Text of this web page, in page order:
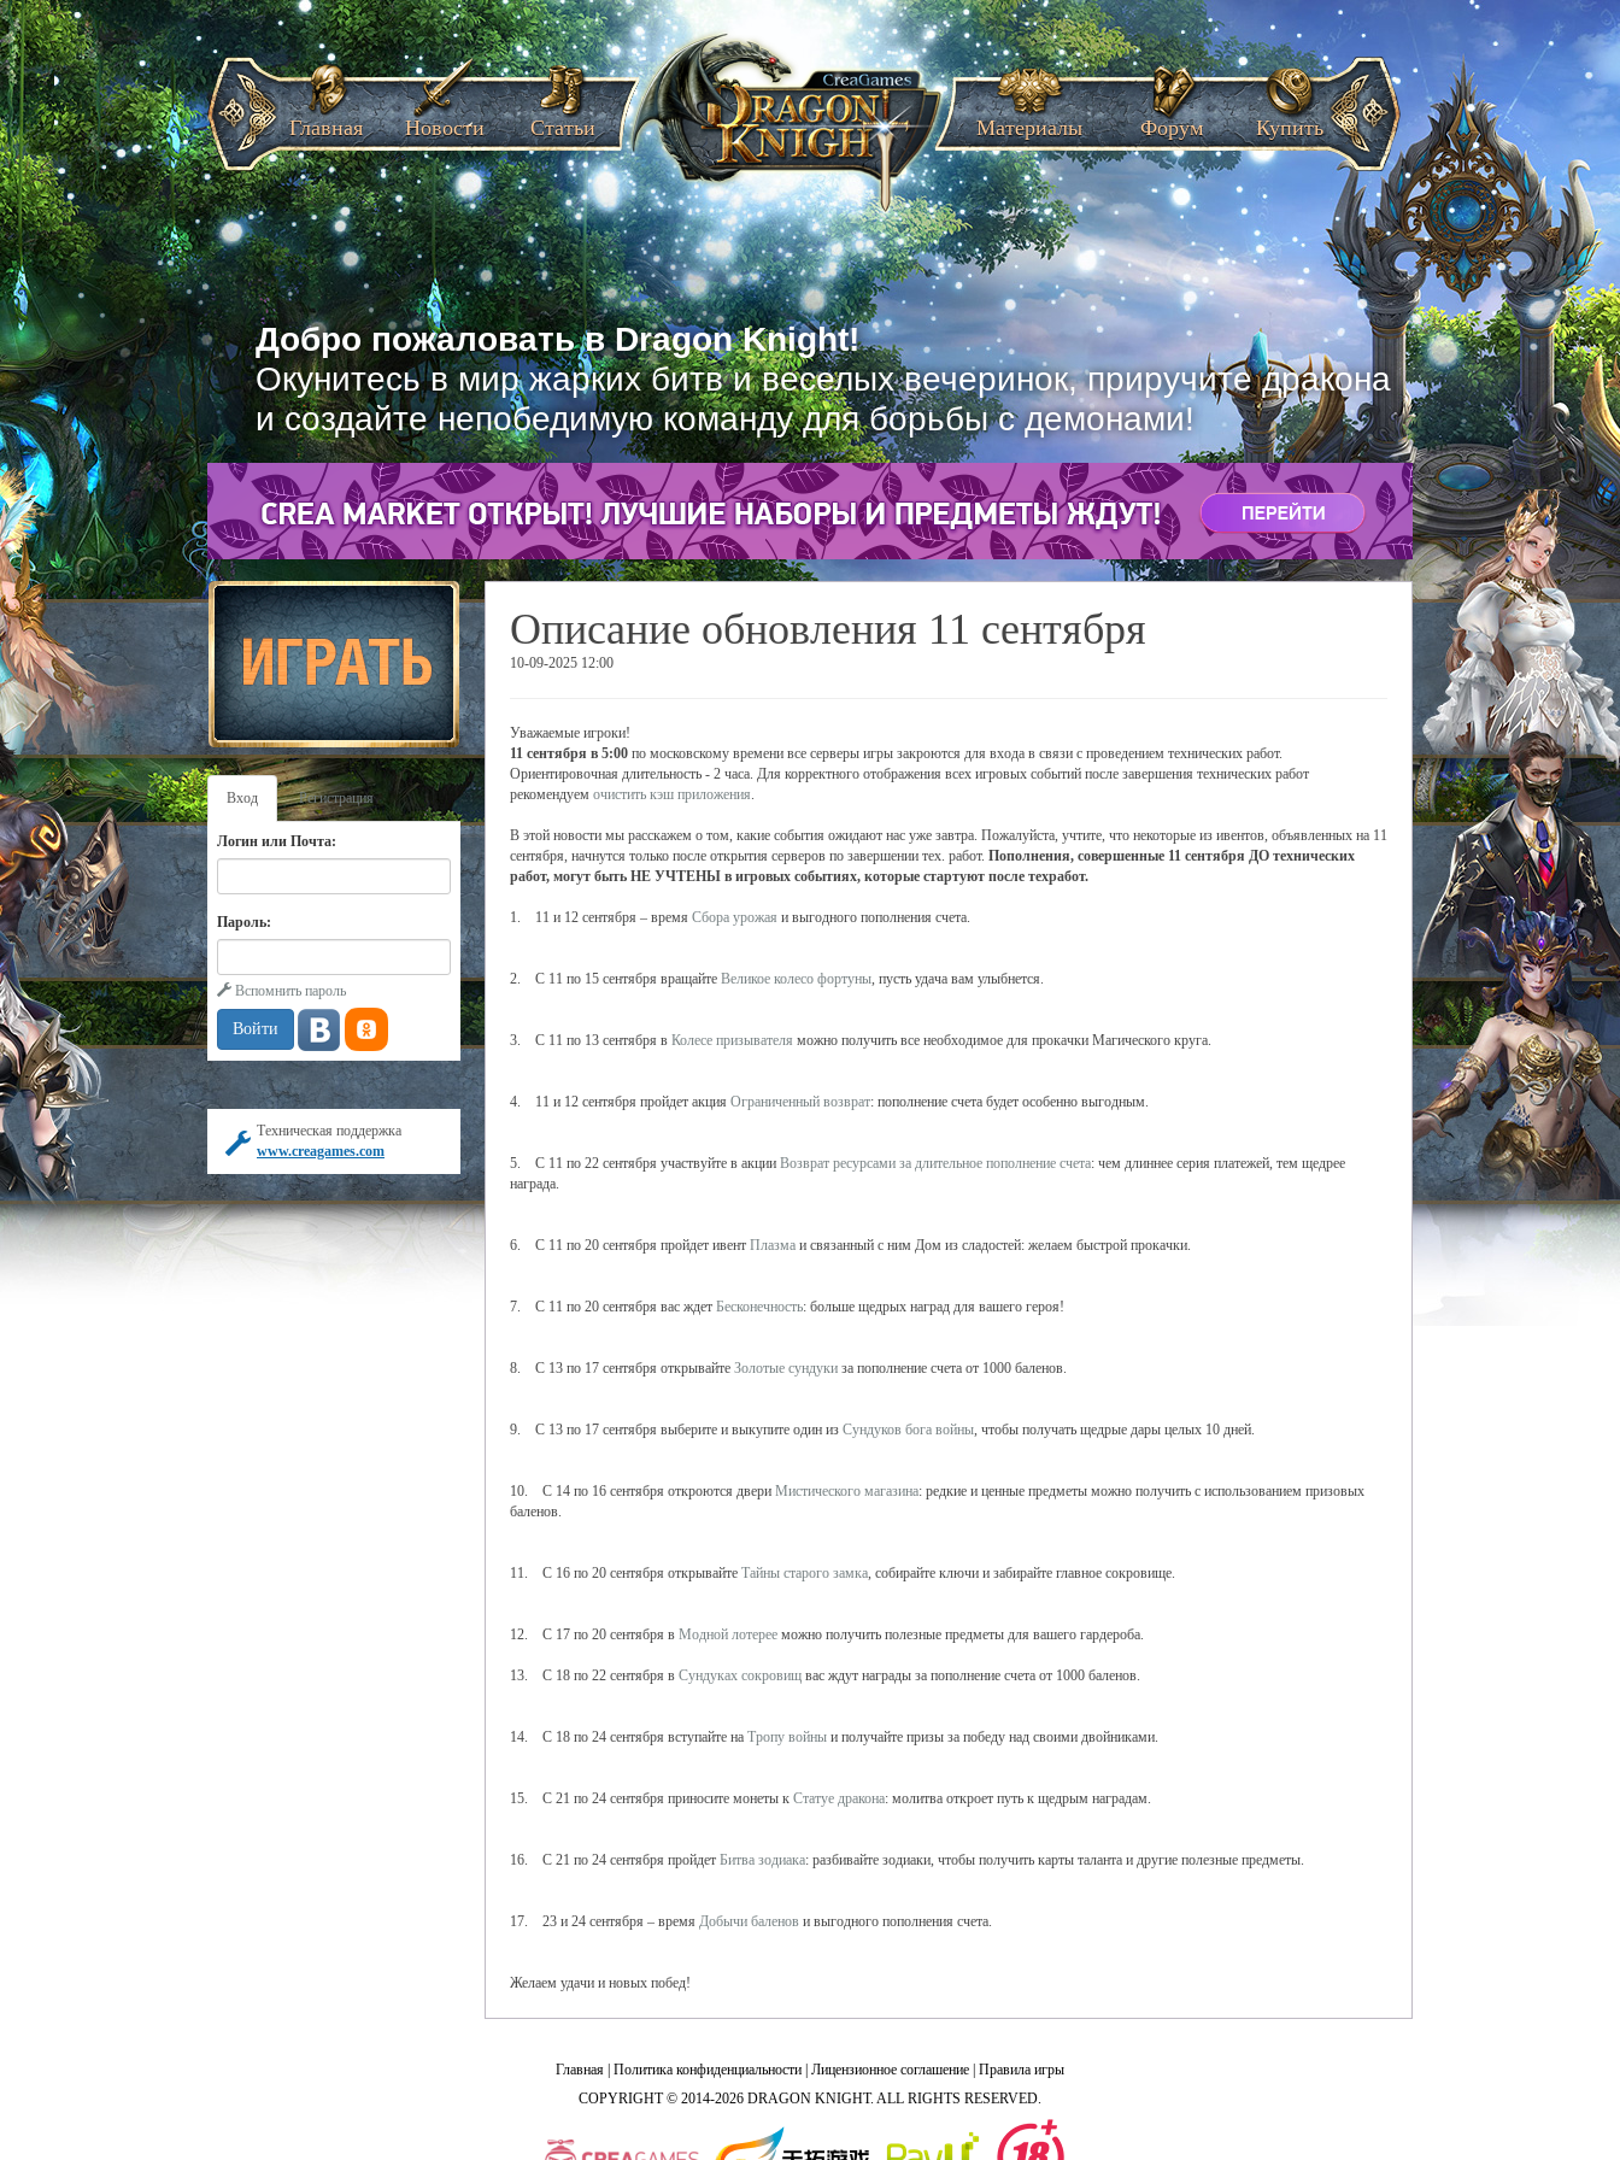
Добро пожаловать в Dragon Knight!
Окунитесь в мир жарких битв и веселых вечеринок, приручите дракона
и создайте непобедимую команду для борьбы с демонами!
Главная Новости Статьи Материалы Форум Купить
Вход Регистрация
Логин или Почта:
Пароль:
Вспомнить пароль
Техническая поддержка
www.creagames.com
Описание обновления 11 сентября
10-09-2025 12:00
Уважаемые игроки!
11 сентября в 5:00 по московскому времени все серверы игры закроются для входа в связи с проведением технических работ.
Ориентировочная длительность - 2 часа. Для корректного отображения всех игровых событий после завершения технических работ
рекомендуем очистить кэш приложения.
В этой новости мы расскажем о том, какие события ожидают нас уже завтра. Пожалуйста, учтите, что некоторые из ивентов, объявленных на 11
сентября, начнутся только после открытия серверов по завершении тех. работ. Пополнения, совершенные 11 сентября ДО технических
работ, могут быть НЕ УЧТЕНЫ в игровых событиях, которые стартуют после техработ.
1. 11 и 12 сентября – время Сбора урожая и выгодного пополнения счета.
2. С 11 по 15 сентября вращайте Великое колесо фортуны, пусть удача вам улыбнется.
3. С 11 по 13 сентября в Колесе призывателя можно получить все необходимое для прокачки Магического круга.
4. 11 и 12 сентября пройдет акция Ограниченный возврат: пополнение счета будет особенно выгодным.
5. С 11 по 22 сентября участвуйте в акции Возврат ресурсами за длительное пополнение счета: чем длиннее серия платежей, тем щедрее
награда.
6. С 11 по 20 сентября пройдет ивент Плазма и связанный с ним Дом из сладостей: желаем быстрой прокачки.
7. С 11 по 20 сентября вас ждет Бесконечность: больше щедрых наград для вашего героя!
8. С 13 по 17 сентября открывайте Золотые сундуки за пополнение счета от 1000 баленов.
9. С 13 по 17 сентября выберите и выкупите один из Сундуков бога войны, чтобы получать щедрые дары целых 10 дней.
10. С 14 по 16 сентября откроются двери Мистического магазина: редкие и ценные предметы можно получить с использованием призовых
баленов.
11. С 16 по 20 сентября открывайте Тайны старого замка, собирайте ключи и забирайте главное сокровище.
12. С 17 по 20 сентября в Модной лотерее можно получить полезные предметы для вашего гардероба.
13. С 18 по 22 сентября в Сундуках сокровищ вас ждут награды за пополнение счета от 1000 баленов.
14. С 18 по 24 сентября вступайте на Тропу войны и получайте призы за победу над своими двойниками.
15. С 21 по 24 сентября приносите монеты к Статуе дракона: молитва откроет путь к щедрым наградам.
16. С 21 по 24 сентября пройдет Битва зодиака: разбивайте зодиаки, чтобы получить карты таланта и другие полезные предметы.
17. 23 и 24 сентября – время Добычи баленов и выгодного пополнения счета.
Желаем удачи и новых побед!
Главная Политика конфиденциальности Лицензионное соглашение Правила игры
COPYRIGHT © 2014-2026 DRAGON KNIGHT. ALL RIGHTS RESERVED.